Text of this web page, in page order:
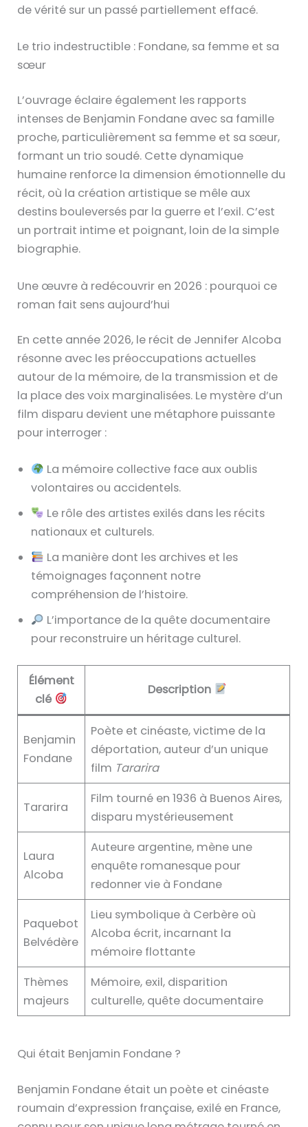
de vérité sur un passé partiellement effacé.
Le trio indestructible : Fondane, sa femme et sa
sœur
L’ouvrage éclaire également les rapports
intenses de Benjamin Fondane avec sa famille
proche, particulièrement sa femme et sa sœur,
formant un trio soudé. Cette dynamique
humaine renforce la dimension émotionnelle du
récit, où la création artistique se mêle aux
destins bouleversés par la guerre et l’exil. C’est
un portrait intime et poignant, loin de la simple
biographie.
Une œuvre à redécouvrir en 2026 : pourquoi ce
roman fait sens aujourd’hui
En cette année 2026, le récit de Jennifer Alcoba
résonne avec les préoccupations actuelles
autour de la mémoire, de la transmission et de
la place des voix marginalisées. Le mystère d’un
film disparu devient une métaphore puissante
pour interroger :
La mémoire collective face aux oublis
volontaires ou accidentels.
Le rôle des artistes exilés dans les récits
nationaux et culturels.
La manière dont les archives et les
témoignages façonnent notre
compréhension de l’histoire.
L’importance de la quête documentaire
pour reconstruire un héritage culturel.
Élément
clé
Description
Benjamin
Fondane
Poète et cinéaste, victime de la
déportation, auteur d’un unique
film Tararira
Tararira
Film tourné en 1936 à Buenos Aires,
disparu mystérieusement
Laura
Alcoba
Auteure argentine, mène une
enquête romanesque pour
redonner vie à Fondane
Paquebot
Belvédère
Lieu symbolique à Cerbère où
Alcoba écrit, incarnant la
mémoire flottante
Thèmes
majeurs
Mémoire, exil, disparition
culturelle, quête documentaire
Qui était Benjamin Fondane ?
Benjamin Fondane était un poète et cinéaste
roumain d’expression française, exilé en France,